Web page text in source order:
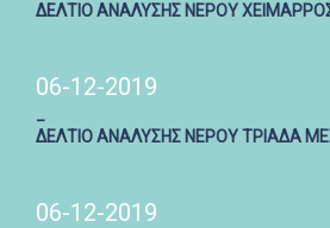
ΔΕΛΤΙΟ ΑΝΑΛΥΣΗΣ ΝΕΡΟΥ
06-12-2019
ΔΕΛΤΙΟ ΑΝΑΛΥΣΗΣ ΝΕΡΟΥ ΤΡΙΑΔΑ
06-12-2019